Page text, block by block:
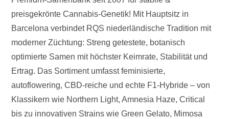
preisgekrönte Cannabis-Genetik! Mit Hauptsitz in
Barcelona verbindet RQS niederländische Tradition mit
moderner Züchtung: Streng getestete, botanisch
optimierte Samen mit höchster Keimrate, Stabilität und
Ertrag. Das Sortiment umfasst feminisierte,
autoflowering, CBD-reiche und echte F1-Hybride – von
Klassikern wie Northern Light, Amnesia Haze, Critical
bis zu innovativen Strains wie Green Gelato, Mimosa